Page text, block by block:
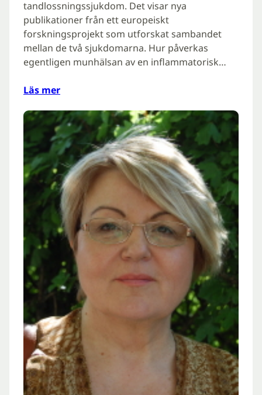
tandlossningssjukdom. Det visar nya
publikationer från ett europeiskt
forskningsprojekt som utforskat sambandet
mellan de två sjukdomarna. Hur påverkas
egentligen munhälsan av en inflammatorisk…
Läs mer